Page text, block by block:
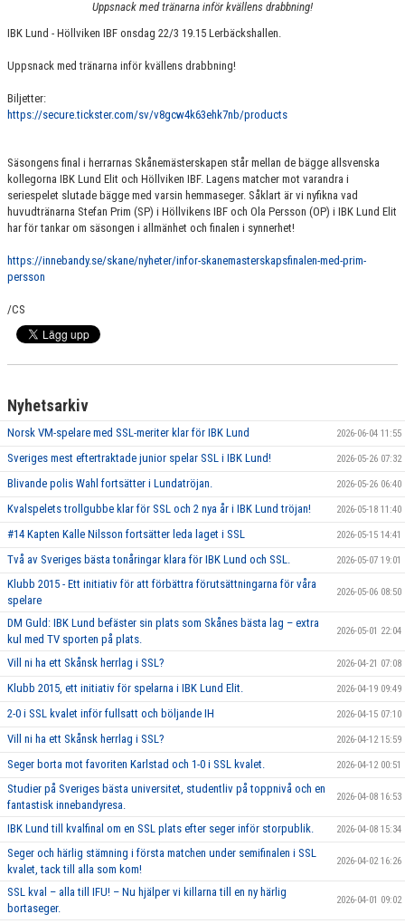
Uppsnack med tränarna inför kvällens drabbning!
IBK Lund - Höllviken IBF onsdag 22/3 19.15 Lerbäckshallen.
Uppsnack med tränarna inför kvällens drabbning!
Biljetter:
https://secure.tickster.com/sv/v8gcw4k63ehk7nb/products
Säsongens final i herrarnas Skånemästerskapen står mellan de bägge allsvenska
kollegorna IBK Lund Elit och Höllviken IBF. Lagens matcher mot varandra i
seriespelet slutade bägge med varsin hemmaseger. Såklart är vi nyfikna vad
huvudtränarna Stefan Prim (SP) i Höllvikens IBF och Ola Persson (OP) i IBK Lund Elit
har för tankar om säsongen i allmänhet och finalen i synnerhet!
https://innebandy.se/skane/nyheter/infor-skanemasterskapsfinalen-med-prim-
persson
/CS
Nyhetsarkiv
Norsk VM-spelare med SSL-meriter klar för IBK Lund 2026-06-04 11:55
Sveriges mest eftertraktade junior spelar SSL i IBK Lund! 2026-05-26 07:32
Blivande polis Wahl fortsätter i Lundatröjan. 2026-05-26 06:40
Kvalspelets trollgubbe klar för SSL och 2 nya år i IBK Lund tröjan! 2026-05-18 11:40
#14 Kapten Kalle Nilsson fortsätter leda laget i SSL 2026-05-15 14:41
Två av Sveriges bästa tonåringar klara för IBK Lund och SSL. 2026-05-07 19:01
Klubb 2015 - Ett initiativ för att förbättra förutsättningarna för våra
spelare
2026-05-06 08:50
DM Guld: IBK Lund befäster sin plats som Skånes bästa lag – extra
kul med TV sporten på plats.
2026-05-01 22:04
Vill ni ha ett Skånsk herrlag i SSL? 2026-04-21 07:08
Klubb 2015, ett initiativ för spelarna i IBK Lund Elit. 2026-04-19 09:49
2-0 i SSL kvalet inför fullsatt och böljande IH 2026-04-15 07:10
Vill ni ha ett Skånsk herrlag i SSL? 2026-04-12 15:59
Seger borta mot favoriten Karlstad och 1-0 i SSL kvalet. 2026-04-12 00:51
Studier på Sveriges bästa universitet, studentliv på toppnivå och en
fantastisk innebandyresa.
2026-04-08 16:53
IBK Lund till kvalfinal om en SSL plats efter seger inför storpublik. 2026-04-08 15:34
Seger och härlig stämning i första matchen under semifinalen i SSL
kvalet, tack till alla som kom!
2026-04-02 16:26
SSL kval – alla till IFU! – Nu hjälper vi killarna till en ny härlig
bortaseger.
2026-04-01 09:02